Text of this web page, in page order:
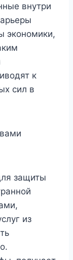
внутри
экономики,
к
сил в
защиты
из